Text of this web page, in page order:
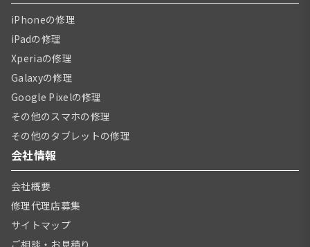
iPhoneの修理
iPadの修理
Xperiaの修理
Galaxyの修理
Google Pixelの修理
その他のスマホの修理
その他のタブレットの修理
会社情報
会社概要
修理代理店募集
サイトマップ